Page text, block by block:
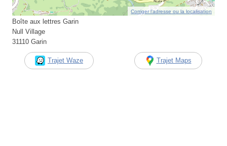
Corriger l’adresse ou la localisation
Boîte aux lettres Garin
Null Village
31110 Garin
Trajet Waze Trajet Maps